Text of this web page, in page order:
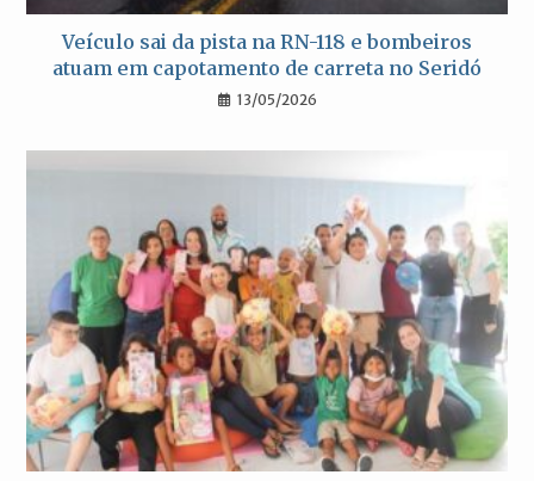
Veículo sai da pista na RN-118 e bombeiros
atuam em capotamento de carreta no Seridó
13/05/2026